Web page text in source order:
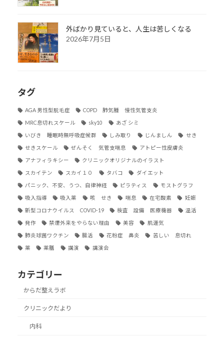
外ばかり見ていると、人生は苦しくなる
2026年7月5日
タグ
AGA 男性型脱毛症 COPD 肺気腫 慢性気管支炎
MRC息切れスケール sky10 あざ シミ
いびき 睡眠時無呼吸症候群 しみ取り じんましん せき
せきスケール ぜんそく 気管支喘息 アトピー性皮膚炎
アナフィラキシー クリニックオリジナルのイラスト
スカイテン スカイ１０ タバコ ダイエット
パニック、不安、うつ、自律神経 ピラティス モストグラフ
吸入指導 吸入薬 咳 せき 喘息 在宅酸素 妊娠
新型コロナウイルス COVID-19 検査 設備 医療機器 温活
発作 禁煙外来をやらない理由 美容 肌運気
肺炎球菌ワクチン 腸活 花粉症 鼻炎 苦しい 息切れ
薬 薬膳 講演 講演会
カテゴリー
からだ整えラボ
クリニックだより
内科